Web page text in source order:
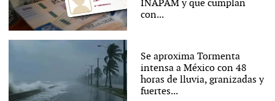
INAPAM y que cumplan
con...
Se aproxima Tormenta
intensa a México con 48
horas de lluvia, granizadas y
fuertes...